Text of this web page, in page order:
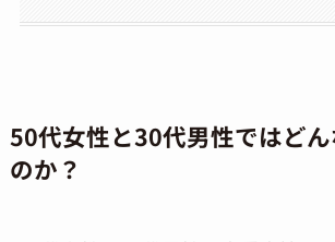
50代女性と30代男性ではど
のか？